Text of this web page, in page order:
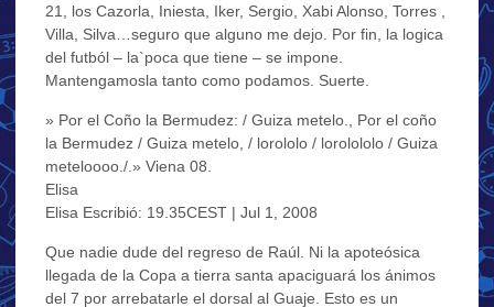
21, los Cazorla, Iniesta, Iker, Sergio, Xabi Alonso, Torres ,
Villa, Silva…seguro que alguno me dejo. Por fin, la logica
del futból – la`poca que tiene – se impone.
Mantengamosla tanto como podamos. Suerte.
» Por el Coño la Bermudez: / Guiza metelo., Por el coño
la Bermudez / Guiza metelo, / lorololo / lorolololo / Guiza
meteloooo./.» Viena 08.
Elisa
Elisa Escribió: 19.35CEST | Jul 1, 2008
Que nadie dude del regreso de Raúl. Ni la apoteósica
llegada de la Copa a tierra santa apaciguará los ánimos
del 7 por arrebatarle el dorsal al Guaje. Esto es un